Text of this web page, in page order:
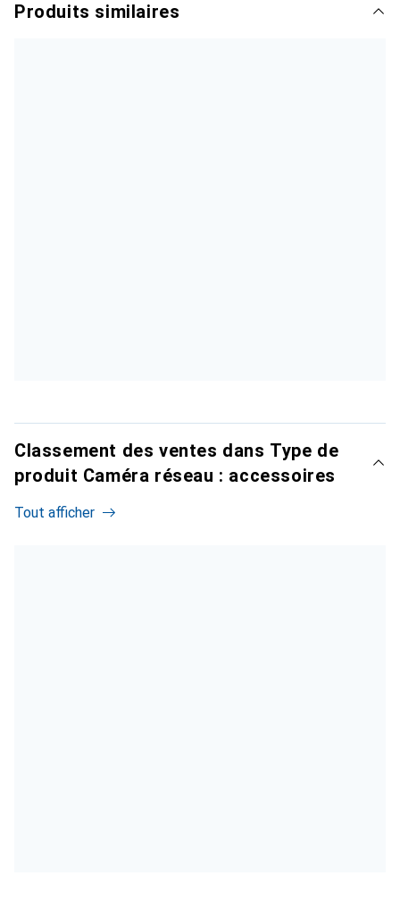
Produits similaires
Classement des ventes dans Type de
produit Caméra réseau : accessoires
Tout afficher